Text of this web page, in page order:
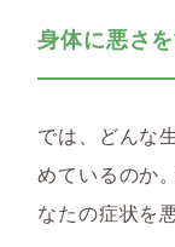
身体に悪さ
では、どんな
めているのか
なたの症状を